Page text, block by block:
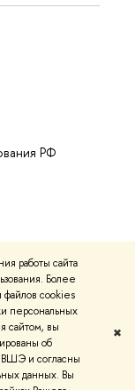
работы сайта
Более
файлов cookies
персональных
сайтом, вы
об
ВШЭ и согласны
данных. Вы
✖
РФ